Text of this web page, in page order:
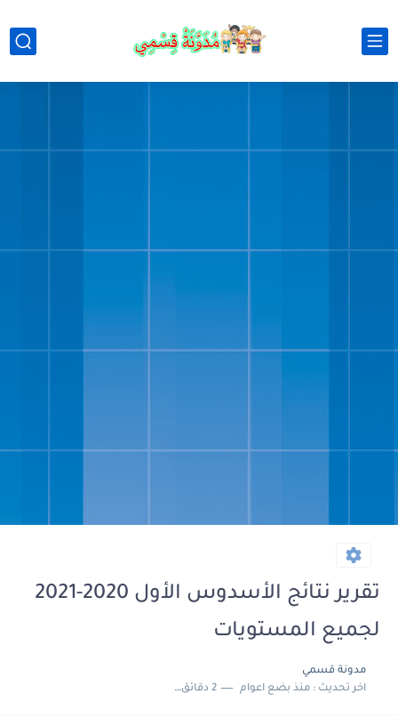
تقرير نتائج الأسدوس الأول 2020-2021
لجميع المستويات
مدونة قسمي
اخر تحديث :منذ بضع اعوام 2 دقائق للقراءة